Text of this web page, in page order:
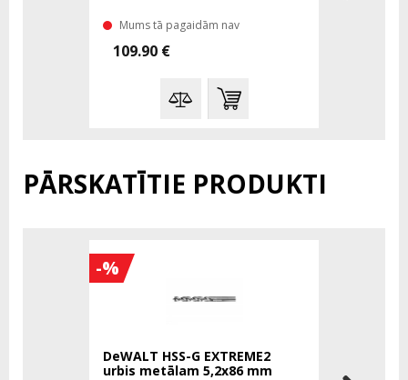
Mums tā pagaidām nav
109.90 €
PĀRSKATĪTIE PRODUKTI
-%
DeWALT HSS-G EXTREME2
urbis metālam 5,2x86 mm